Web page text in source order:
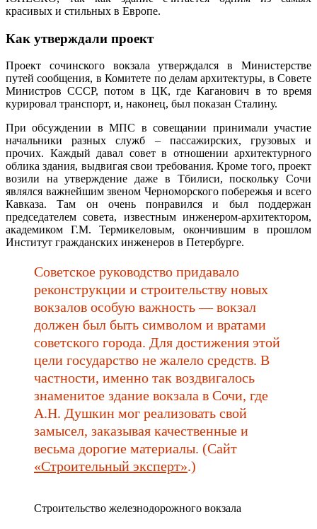
красивых и стильных в Европе.
Как утверждали проект
Проект сочинского вокзала утверждался в Министерстве
путей сообщения, в Комитете по делам архитектуры, в Совете
Министров СССР, потом в ЦК, где Каганович в то время
курировал транспорт, и, наконец, был показан Сталину.
При обсуждении в МПС в совещании принимали участие
начальники разных служб – пассажирских, грузовых и
прочих. Каждый давал совет в отношении архитектурного
облика здания, выдвигая свои требования. Кроме того, проект
возили на утверждение даже в Тбилиси, поскольку Сочи
являлся важнейшим звеном Черноморского побережья и всего
Кавказа. Там он очень понравился и был поддержан
председателем совета, известным инженером-архитектором,
академиком Г.М. Термикеловым, окончившим в прошлом
Институт гражданских инженеров в Петербурге.
Советское руководство придавало
реконструкции и строительству новых
вокзалов особую важность — вокзал
должен был быть символом и вратами
советского города. Для достижения этой
цели государство не жалело средств. В
частности, именно так воздвигалось
знаменитое здание вокзала в Сочи, где
А.Н. Душкин мог реализовать свой
замысел, заказывая качественные и
весьма дорогие материалы. (Сайт
«Строительный эксперт».)
Строительство железнодорожного вокзала